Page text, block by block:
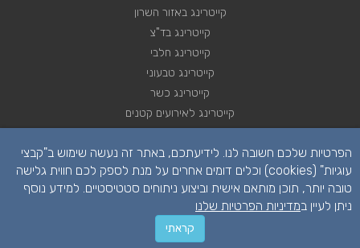
קייטרינג באזור השרון
קייטרינג בד"צ
קייטרינג חלבי
קייטרינג טבעוני
קייטרינג כשר
קייטרינג לאירועים קטנים
קייטרינג לחתונה
הפרטיות שלכם חשובה לנו. לידיעתכם, באתר זה נעשה שימוש ב"קבצי
עוגיות" (cookies) וכלים דומים אחרים על מנת לספק לכם חווית גלישה
טובה יותר, תוכן מותאם אישית וביצוע ניתוחים סטטיסטיים. למידע נוסף
ניתן לעיין במדיניות הפרטיות שלנו
קראתי